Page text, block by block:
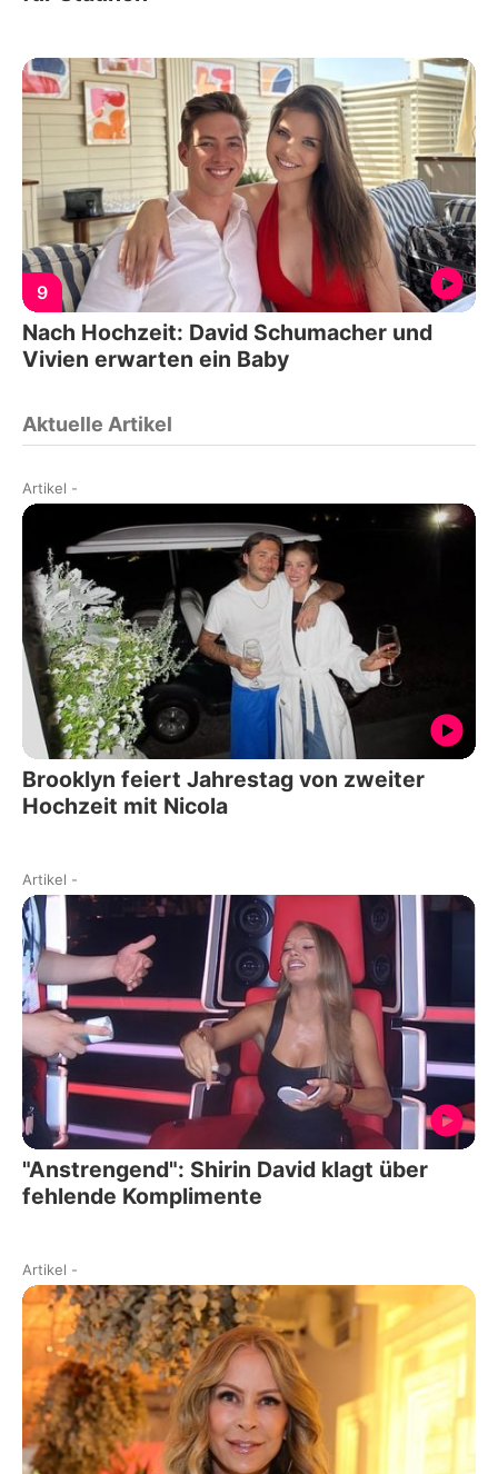
9
Nach Hochzeit: David Schumacher und
Vivien erwarten ein Baby
Aktuelle Artikel
Artikel -
Brooklyn feiert Jahrestag von zweiter
Hochzeit mit Nicola
Artikel -
"Anstrengend": Shirin David klagt über
fehlende Komplimente
Artikel -